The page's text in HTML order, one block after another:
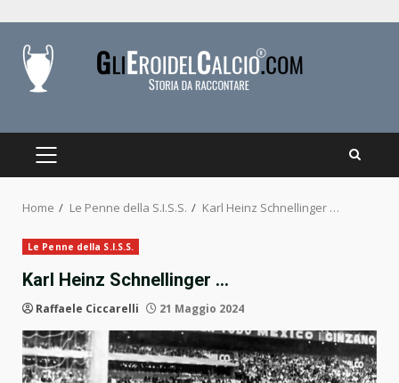
content
PRIMARY
Home Le Penne della S.I.S.S. Karl Heinz Schnellinger …
Le Penne della S.I.S.S.
Karl Heinz Schnellinger …
Raffaele Ciccarelli 21 Maggio 2024